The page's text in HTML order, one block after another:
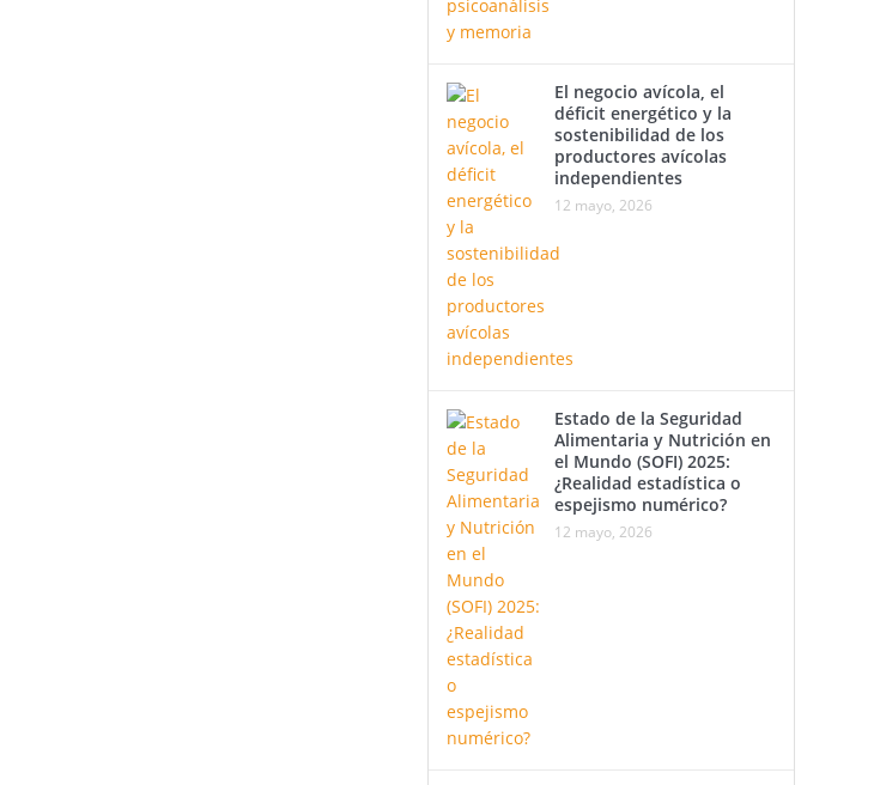
El negocio avícola, el
déficit energético y la
sostenibilidad de los
productores avícolas
independientes
12 mayo, 2026
Estado de la Seguridad
Alimentaria y Nutrición en
el Mundo (SOFI) 2025:
¿Realidad estadística o
espejismo numérico?
12 mayo, 2026